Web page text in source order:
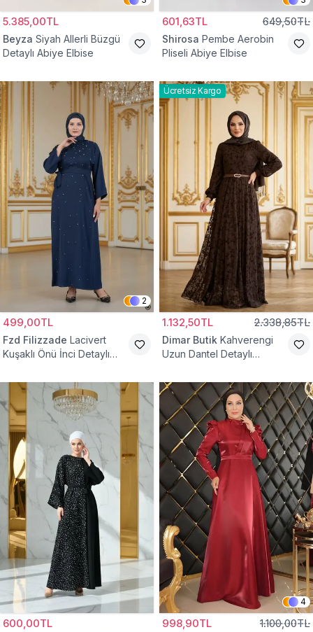
5.385,00TL
Beyza Siyah Allerli Büzgü
Detaylı Abiye Elbise
601,63TL 649,50TL
Shirosa Pembe Aerobin
Pliseli Abiye Elbise
2
499,00TL
Fzd Filizzade Lacivert
Kuşaklı Önü İnci Detaylı
Ücretsiz Kargo
1.132,50TL 2.338,85TL
Dimar Butik Kahverengi
Uzun Dantel Detaylı
600,00TL
4
998,90TL 1.100,00TL